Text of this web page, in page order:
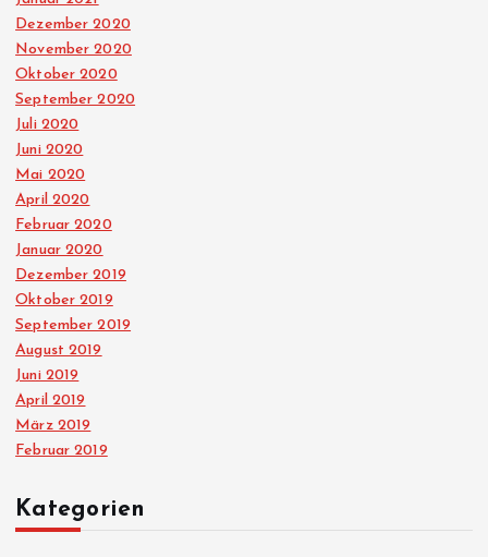
Dezember 2020
November 2020
Oktober 2020
September 2020
Juli 2020
Juni 2020
Mai 2020
April 2020
Februar 2020
Januar 2020
Dezember 2019
Oktober 2019
September 2019
August 2019
Juni 2019
April 2019
März 2019
Februar 2019
Kategorien